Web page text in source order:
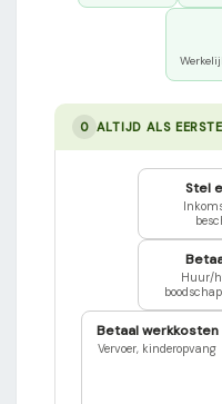
0 ALTIJD ALS
Stel
Huur/
Betaal werkkosten
Vervoer, kinderopvang